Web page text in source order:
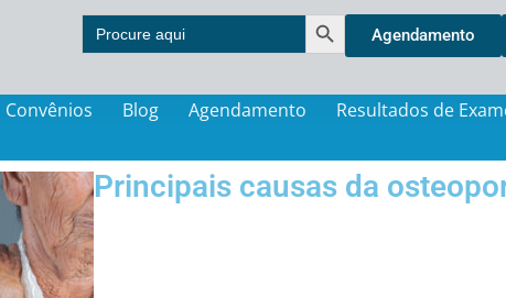
Search
for:
Search Button
Agendamento
Convênios Blog Agendamento Resultados de
Principais causas da